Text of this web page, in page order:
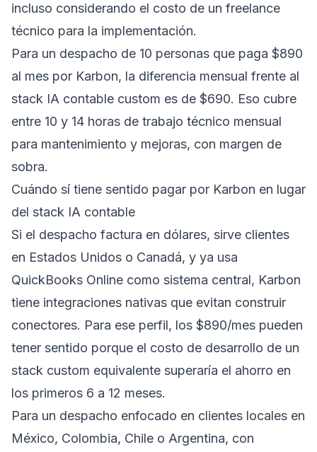
incluso considerando el costo de un freelance
técnico para la implementación.
Para un despacho de 10 personas que paga $890
al mes por Karbon, la diferencia mensual frente al
stack IA contable custom es de $690. Eso cubre
entre 10 y 14 horas de trabajo técnico mensual
para mantenimiento y mejoras, con margen de
sobra.
Cuándo sí tiene sentido pagar por Karbon en lugar
del stack IA contable
Si el despacho factura en dólares, sirve clientes
en Estados Unidos o Canadá, y ya usa
QuickBooks Online como sistema central, Karbon
tiene integraciones nativas que evitan construir
conectores. Para ese perfil, los $890/mes pueden
tener sentido porque el costo de desarrollo de un
stack custom equivalente superaría el ahorro en
los primeros 6 a 12 meses.
Para un despacho enfocado en clientes locales en
México, Colombia, Chile o Argentina, con